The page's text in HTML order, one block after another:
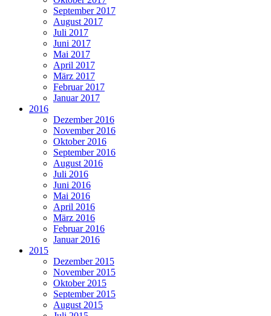
September 2017
August 2017
Juli 2017
Juni 2017
Mai 2017
April 2017
März 2017
Februar 2017
Januar 2017
2016
Dezember 2016
November 2016
Oktober 2016
September 2016
August 2016
Juli 2016
Juni 2016
Mai 2016
April 2016
März 2016
Februar 2016
Januar 2016
2015
Dezember 2015
November 2015
Oktober 2015
September 2015
August 2015